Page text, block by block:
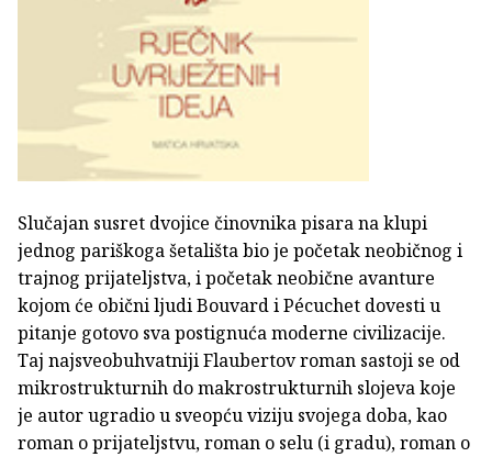
Slučajan susret dvojice činovnika pisara na klupi
jednog pariškoga šetališta bio je početak neobičnog i
trajnog prijateljstva, i početak neobične avanture
kojom će obični ljudi Bouvard i Pécuchet dovesti u
pitanje gotovo sva postignuća moderne civilizacije.
Taj najsveobuhvatniji Flaubertov roman sastoji se od
mikrostrukturnih do makrostrukturnih slojeva koje
je autor ugradio u sveopću viziju svojega doba, kao
roman o prijateljstvu, roman o selu (i gradu), roman o